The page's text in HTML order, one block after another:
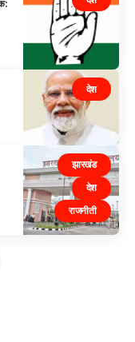
देश
झारखंड
देश
राजनीती